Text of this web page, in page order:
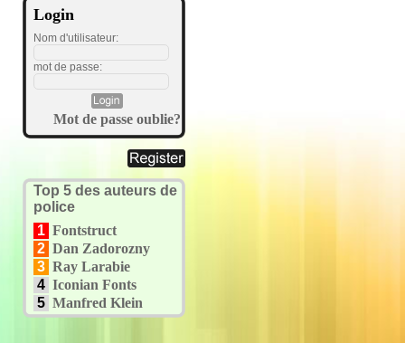
Login
Nom d'utilisateur:
mot de passe:
Mot de passe oublie?
Top 5 des auteurs de
police
1 Fontstruct
2 Dan Zadorozny
3 Ray Larabie
4 Iconian Fonts
5 Manfred Klein